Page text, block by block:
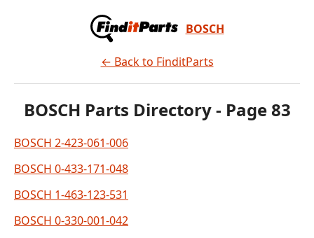
BOSCH
← Back to FinditParts
BOSCH Parts Directory - Page 83
BOSCH 2-423-061-006
BOSCH 0-433-171-048
BOSCH 1-463-123-531
BOSCH 0-330-001-042